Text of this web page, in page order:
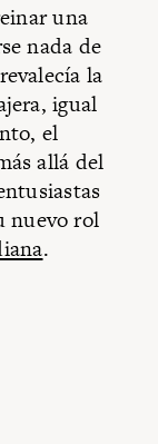
una
nada de
la
igual
el
allá del
nuevo rol
.